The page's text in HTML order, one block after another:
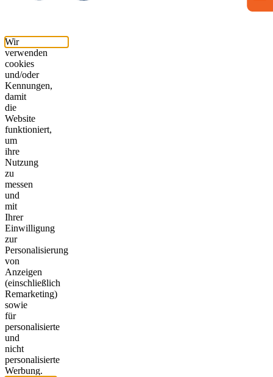
Wir
verwenden
cookies
und/oder
Kennungen,
damit
die
Website
funktioniert,
um
ihre
Nutzung
zu
messen
und
mit
Ihrer
Einwilligung
zur
Personalisierung
von
Anzeigen
(einschließlich
Remarketing)
sowie
für
personalisierte
und
nicht
personalisierte
Werbung.